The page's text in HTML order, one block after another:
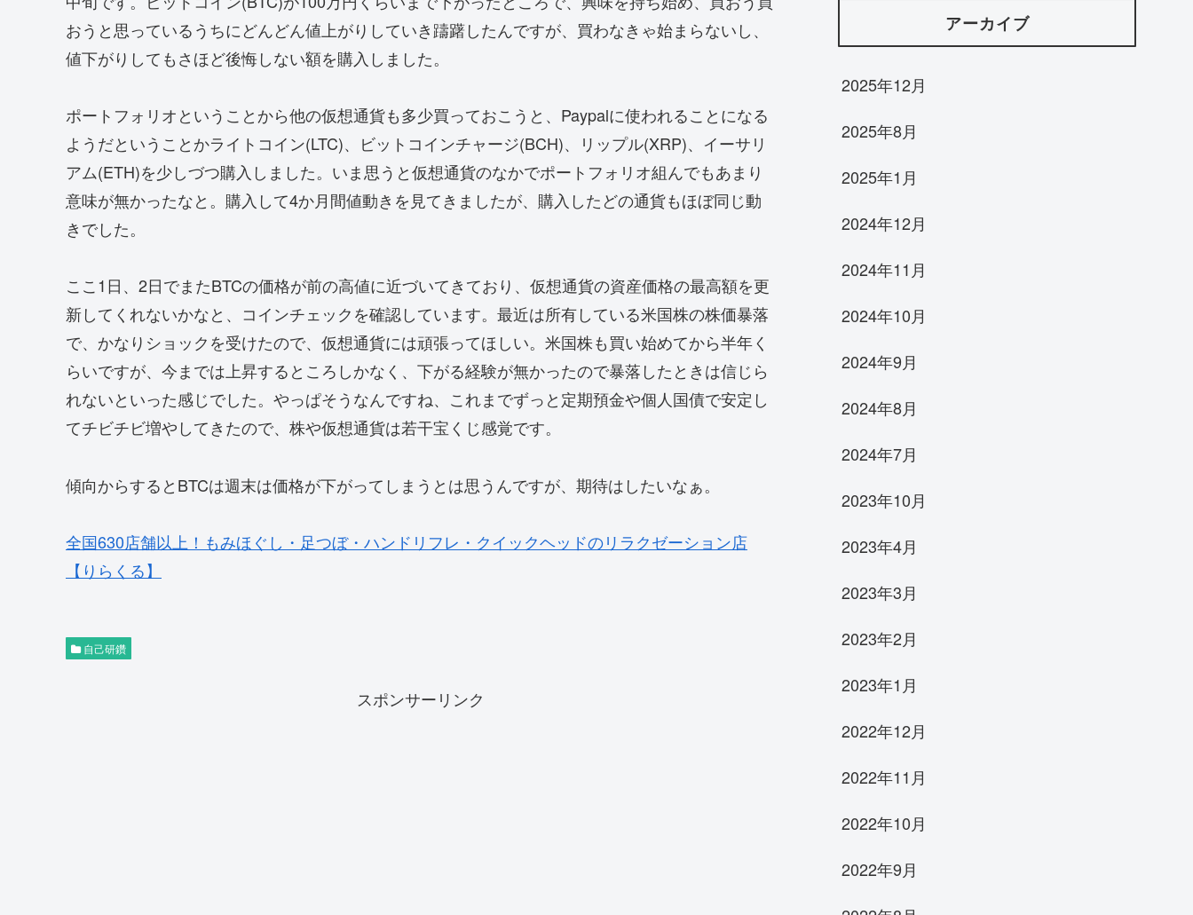
おうと思っているうちにどんどん値上がりしていき躊躇したんですが、買わなきゃ始まらないし、
値下がりしてもさほど後悔しない額を購入しました。
ポートフォリオということから他の仮想通貨も多少買っておこうと、Paypalに使われることになる
ようだということかライトコイン(LTC)、ビットコインチャージ(BCH)、リップル(XRP)、イーサリ
アム(ETH)を少しづつ購入しました。いま思うと仮想通貨のなかでポートフォリオ組んでもあまり
意味が無かったなと。購入して4か月間値動きを見てきましたが、購入したどの通貨もほぼ同じ動
きでした。
ここ1日、2日でまたBTCの価格が前の高値に近づいてきており、仮想通貨の資産価格の最高額を更
新してくれないかなと、コインチェックを確認しています。最近は所有している米国株の株価暴落
で、かなりショックを受けたので、仮想通貨には頑張ってほしい。米国株も買い始めてから半年く
らいですが、今までは上昇するところしかなく、下がる経験が無かったので暴落したときは信じら
れないといった感じでした。やっぱそうなんですね、これまでずっと定期預金や個人国債で安定し
てチビチビ増やしてきたので、株や仮想通貨は若干宝くじ感覚です。
傾向からするとBTCは週末は価格が下がってしまうとは思うんですが、期待はしたいなぁ。
全国630店舗以上！もみほぐし・足つぼ・ハンドリフレ・クイックヘッドのリラクゼーション店
【りらくる】
自己研鑽
スポンサーリンク
アーカイブ
2025年12月
2025年8月
2025年1月
2024年12月
2024年11月
2024年10月
2024年9月
2024年8月
2024年7月
2023年10月
2023年4月
2023年3月
2023年2月
2023年1月
2022年12月
2022年11月
2022年10月
2022年9月